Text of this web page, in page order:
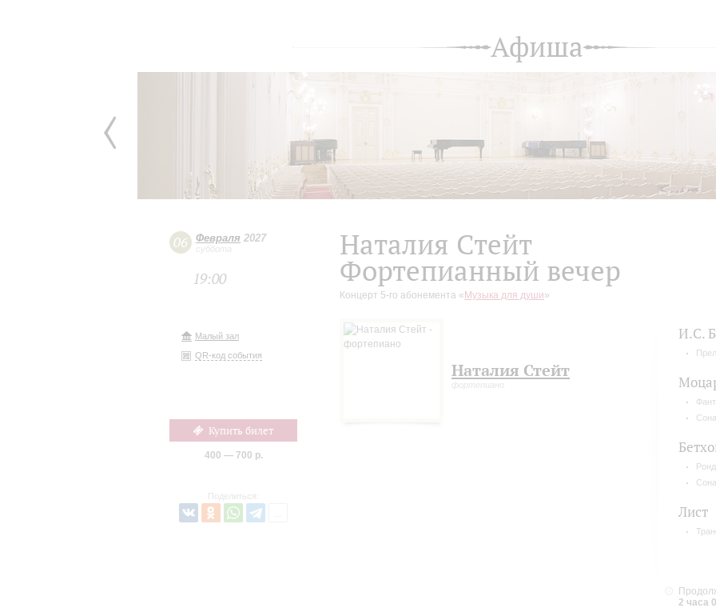
Афиша
06 Февраля 2027
суббота
19:00
Малый зал
QR-код события
Купить билет
400 — 700 р.
Поделиться:
Наталия Стейт
Фортепианный вечер
Концерт 5-го абонемента « Музыка для души»
Наталия Стейт
фортепиано
И.С.
Лист
2 часа